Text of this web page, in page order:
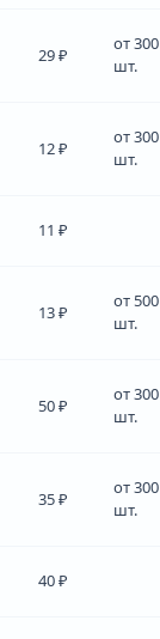
29 ₽
от 300
шт.
12 ₽
от 300
шт.
11 ₽
13 ₽
от 500
шт.
50 ₽
от 300
шт.
35 ₽
от 300
шт.
40 ₽